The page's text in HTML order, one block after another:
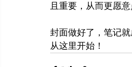
且重要，从而更愿意
封面做好了，笔记
从这里开始！